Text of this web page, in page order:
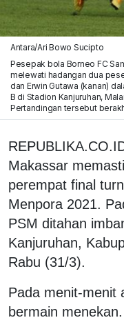
Antara/Ari Bowo Sucipto
Pesepak bola Borneo FC
melewati hadangan dua
dan Erwin Gutawa (kanan)
B di Stadion Kanjuruhan,
Pertandingan tersebut
Makassar
perempat final
Menpora 2021.
PSM ditahan
Kanjuruhan,
Rabu (31/3).
Pada menit-menit
bermain